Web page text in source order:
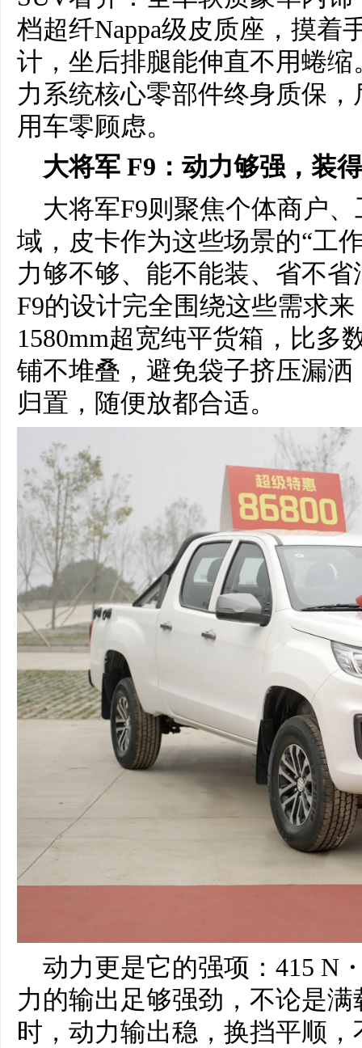
档超纤Nappa级皮质座，摸着
计，坐后排腿能伸直不用蜷
力系统核心零部件终身质保
用车零顾虑。
大将军 F9：动力够强，装
大将军F9则聚焦个体商户
域，皮卡作为这些场景的“工
力够不够、能不能装、省不
F9的设计完全围绕这些需求
1580mm超宽纯平货箱，比多
铺不堆叠，避免袋子挤压漏
归置，随便放都合适。
动力更是它的强项：415 N
力的输出足够强劲，不论是
时，动力输出稳，换挡平顺